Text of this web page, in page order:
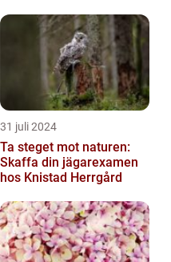
31 juli 2024
Ta steget mot naturen:
Skaffa din jägarexamen
hos Knistad Herrgård